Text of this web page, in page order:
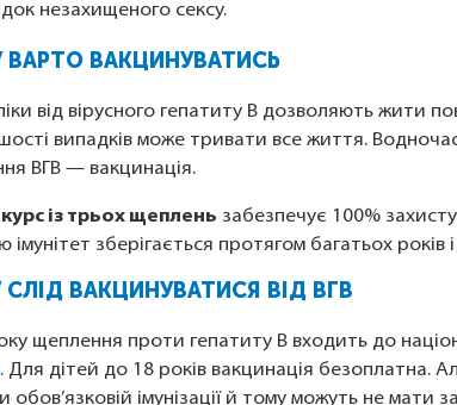
незахищеного сексу.
ВАРТО ВАКЦИНУВАТИСЬ
від вірусного гепатиту B дозволяють жити
випадків може тривати все життя.
ВГВ — вакцинація.
із трьох щеплень забезпечує 100%
імунітет зберігається протягом багатьох
СЛІД ВАКЦИНУВАТИСЯ ВІД ВГВ
щеплення проти гепатиту B входить до
. Для дітей до 18 років вакцинація безоплатна.
обов’язковій імунізації й тому можуть не мати